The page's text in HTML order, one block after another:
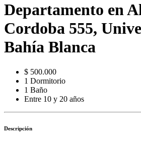
Departamento en
Cordoba 555,
Bahía Blanca
$ 500.000
1 Dormitorio
1 Baño
Entre 10 y 20 años
Descripción